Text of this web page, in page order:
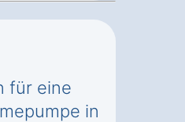
für eine
in